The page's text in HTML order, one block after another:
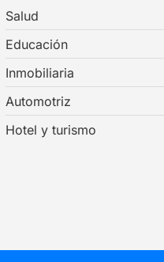
Salud
Educación
Inmobiliaria
Automotriz
Hotel y turismo